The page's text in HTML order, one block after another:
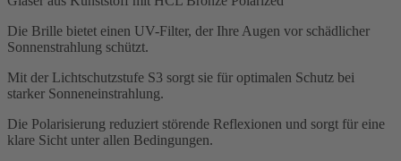
Die Brille bietet einen UV-Filter, der Ihre Augen vor schädlicher
Sonnenstrahlung schützt.
Mit der Lichtschutzstufe S3 sorgt sie für optimalen Schutz bei
starker Sonneneinstrahlung.
Die Polarisierung reduziert störende Reflexionen und sorgt für eine
klare Sicht unter allen Bedingungen.